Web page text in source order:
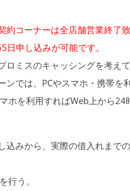
コーナーは全店舗営業終了致
申し込みが可能です。
ミスのキャッシングを考え
では、PCやスマホ・携帯を
ホを利用すればWeb上から24
みから、実際の借入れまで
行う。